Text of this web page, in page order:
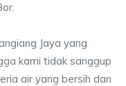
Jaya yang
kami tidak sanggup
air yang bersih dan